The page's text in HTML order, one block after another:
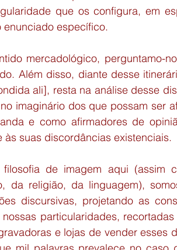
que os configura, em
enunciado específico.
mercadológico, perguntamo-
Além disso, diante desse
ali], resta na análise desse
imaginário dos que possam ser
e como afirmadores de
às suas discordâncias existenciais.
filosofia de imagem aqui (assim
da religião, da linguagem),
discursivas, projetando as
particularidades,
e lojas de vender esses